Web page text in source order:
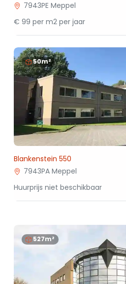
7943PE Meppel
€ 99 per m2 per jaar
50m²
Blankenstein 550
7943PA Meppel
Huurprijs niet beschikbaar
527m²